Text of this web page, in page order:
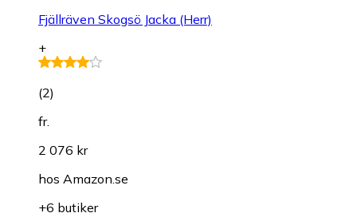
Fjällräven Skogsö Jacka (Herr)
+
(2)
fr.
2 076 kr
hos Amazon.se
+6 butiker